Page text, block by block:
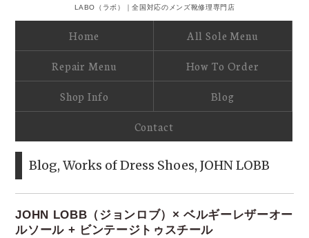
LABO（ラボ）｜全国対応のメンズ靴修理専門店
Home All Sole Menu
Repair Menu How To Order
Shop Info Blog
Contact
Blog,Works of Dress Shoes,JOHN LOBB
JOHN LOBB（ジョンロブ）× ベルギーレザーオー
ルソール + ビンテージトゥスチール